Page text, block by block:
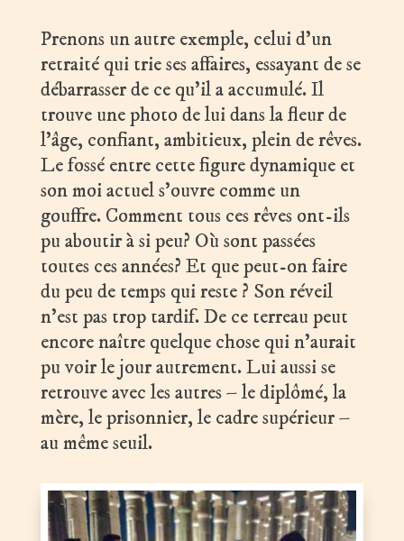
Prenons un autre exemple, celui d’un
retraité qui trie ses affaires, essayant de se
débarrasser de ce qu’il a accumulé. Il
trouve une photo de lui dans la fleur de
l’âge, confiant, ambitieux, plein de rêves.
Le fossé entre cette figure dynamique et
son moi actuel s’ouvre comme un
gouffre. Comment tous ces rêves ont-ils
pu aboutir à si peu? Où sont passées
toutes ces années? Et que peut-on faire
du peu de temps qui reste ? Son réveil
n’est pas trop tardif. De ce terreau peut
encore naître quelque chose qui n’aurait
pu voir le jour autrement. Lui aussi se
retrouve avec les autres – le diplômé, la
mère, le prisonnier, le cadre supérieur –
au même seuil.